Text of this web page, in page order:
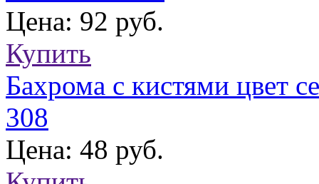
Цена: 92 руб.
Купить
Бахрома с кистями цвет
308
Цена: 48 руб.